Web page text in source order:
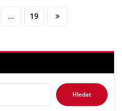
… 19
Hledat